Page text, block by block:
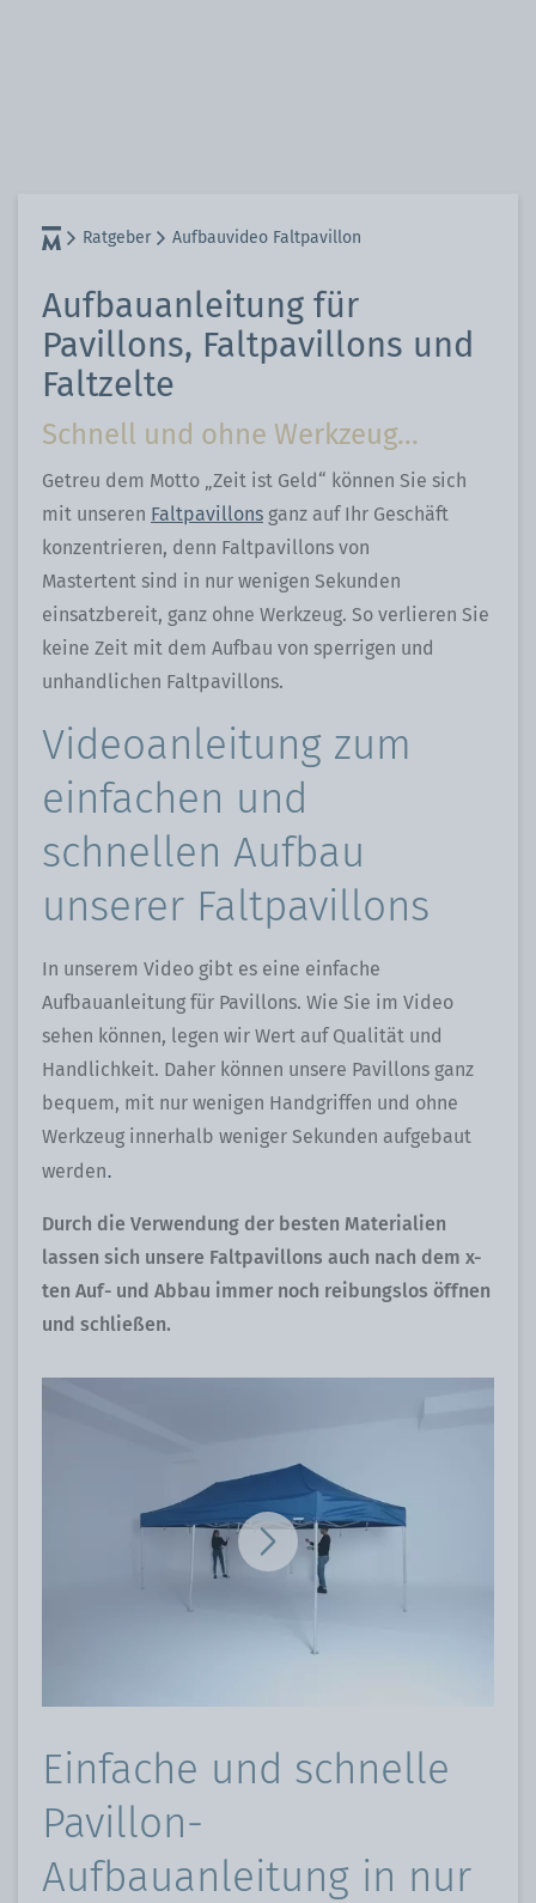
Ratgeber Aufbauvideo Faltpavillon
Aufbauanleitung für
Pavillons, Faltpavillons und
Faltzelte
Schnell und ohne Werkzeug...
Getreu dem Motto „Zeit ist Geld“ können Sie sich
mit unseren Faltpavillons ganz auf Ihr Geschäft
konzentrieren, denn Faltpavillons von
Mastertent sind in nur wenigen Sekunden
einsatzbereit, ganz ohne Werkzeug. So verlieren Sie
keine Zeit mit dem Aufbau von sperrigen und
unhandlichen Faltpavillons.
Videoanleitung zum
einfachen und
schnellen Aufbau
unserer Faltpavillons
In unserem Video gibt es eine einfache
Aufbauanleitung für Pavillons. Wie Sie im Video
sehen können, legen wir Wert auf Qualität und
Handlichkeit. Daher können unsere Pavillons ganz
bequem, mit nur wenigen Handgriffen und ohne
Werkzeug innerhalb weniger Sekunden aufgebaut
werden.
Durch die Verwendung der besten Materialien
lassen sich unsere Faltpavillons auch nach dem x-
ten Auf- und Abbau immer noch reibungslos öffnen
und schließen.
Einfache und schnelle
Pavillon-
Aufbauanleitung in nur